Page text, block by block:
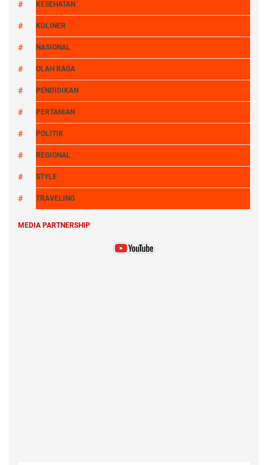
KESEHATAN
KULINER
NASIONAL
OLAH RAGA
PENDIDIKAN
PERTANIAN
POLITIK
REGIONAL
STYLE
TRAVELING
MEDIA PARTNERSHIP